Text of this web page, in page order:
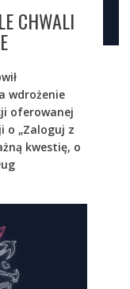
CHWALI
wdrożenie
oferowanej
o „Zaloguj z
kwestię, o